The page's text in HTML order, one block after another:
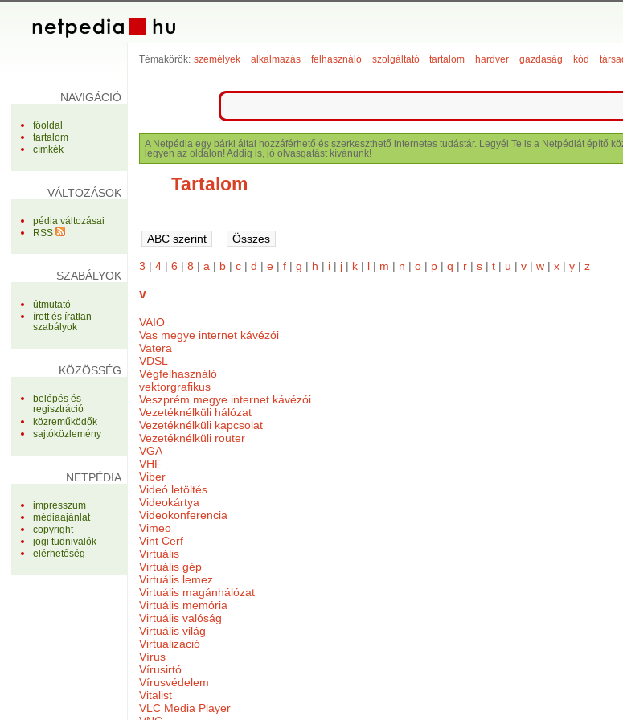
NAVIGÁCIÓ
főoldal
tartalom
címkék
VÁLTOZÁSOK
pédia változásai
RSS
SZABÁLYOK
útmutató
írott és íratlan
szabályok
KÖZÖSSÉG
belépés és
regisztráció
közreműködők
sajtóközlemény
NETPÉDIA
impresszum
médiaajánlat
copyright
jogi tudnivalók
elérhetőség
Témakörök: személyek alkalmazás felhasználó szolgáltató tartalom hardver gazdaság kód
A Netpédia egy bárki által hozzáférhető és szerkeszthető internetes tudástár. Legyél Te is a Netpédiát építő
legyen az oldalon! Addig is, jó olvasgatást kívánunk!
Tartalom
3 |4 |6 |8 |a | b |c |d |e |f |g | h | i | j | k | l | m | n |o | p |q | r |s |t | u |v |w |x |y |z
v
VAIO
Vas megye internet kávézói
Vatera
VDSL
Végfelhasználó
vektorgrafikus
Veszprém megye internet kávézói
Vezetéknélküli hálózat
Vezetéknélküli kapcsolat
Vezetéknélküli router
VGA
VHF
Viber
Videó letöltés
Videokártya
Videokonferencia
Vimeo
Vint Cerf
Virtuális
Virtuális gép
Virtuális lemez
Virtuális magánhálózat
Virtuális memória
Virtuális valóság
Virtuális világ
Virtualizáció
Vírus
Vírusirtó
Vírusvédelem
Vitalist
VLC Media Player